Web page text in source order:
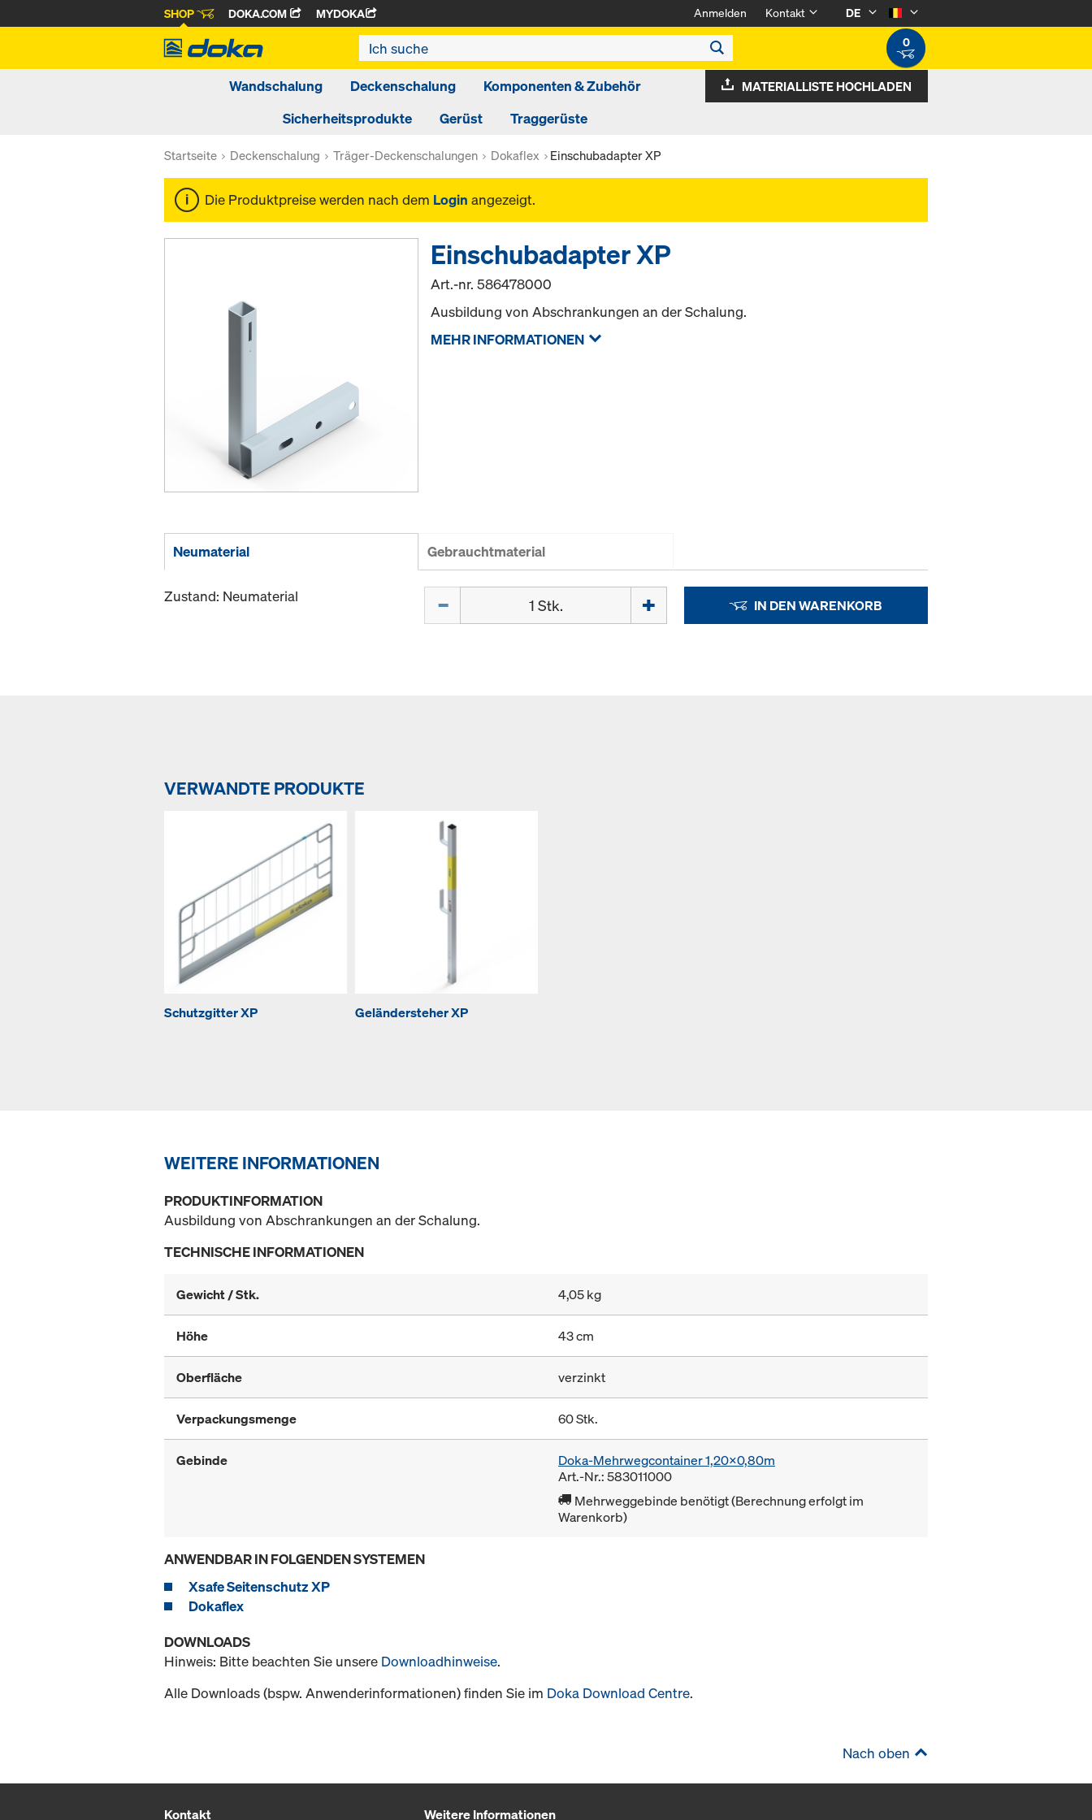
SHOP DOKA.COM MYDOKA Anmelden Kontakt
DE
0
Wandschalung Deckenschalung
Komponenten & Zubehör
Sicherheitsprodukte
Gerüst Traggerüste
MATERIALLISTE HOCHLADEN
Startseite Deckenschalung Träger-Deckenschalungen Dokaflex Einschubadapter XP
Die Produktpreise werden nach dem Login angezeigt.
Einschubadapter XP
Art.-nr.586478000
Ausbildung von Abschrankungen an der Schalung.
MEHR INFORMATIONEN
Neumaterial Gebrauchtmaterial
Zustand: Neumaterial IN DEN WARENKORB
VERWANDTE PRODUKTE
Schutzgitter XP Geländersteher XP
WEITERE INFORMATIONEN
PRODUKTINFORMATION
Ausbildung von Abschrankungen an der Schalung.
TECHNISCHE INFORMATIONEN
Gewicht / Stk. 4,05 kg
Höhe 43 cm
Oberfläche verzinkt
Verpackungsmenge 60 Stk.
Gebinde
Doka-Mehrwegcontainer 1,20x0,80m
Art.-Nr.: 583011000
Mehrweggebinde benötigt (Berechnung erfolgt im
Warenkorb)
ANWENDBAR IN FOLGENDEN SYSTEMEN
Xsafe Seitenschutz XP
Dokaflex
DOWNLOADS
Hinweis: Bitte beachten Sie unsere Downloadhinweise.
Alle Downloads (bspw. Anwenderinformationen) finden Sie im Doka Download Centre.
Nach oben
Kontakt Weitere Informationen